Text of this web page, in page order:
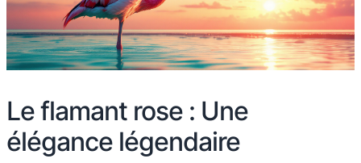
Le flamant rose : Une
élégance légendaire